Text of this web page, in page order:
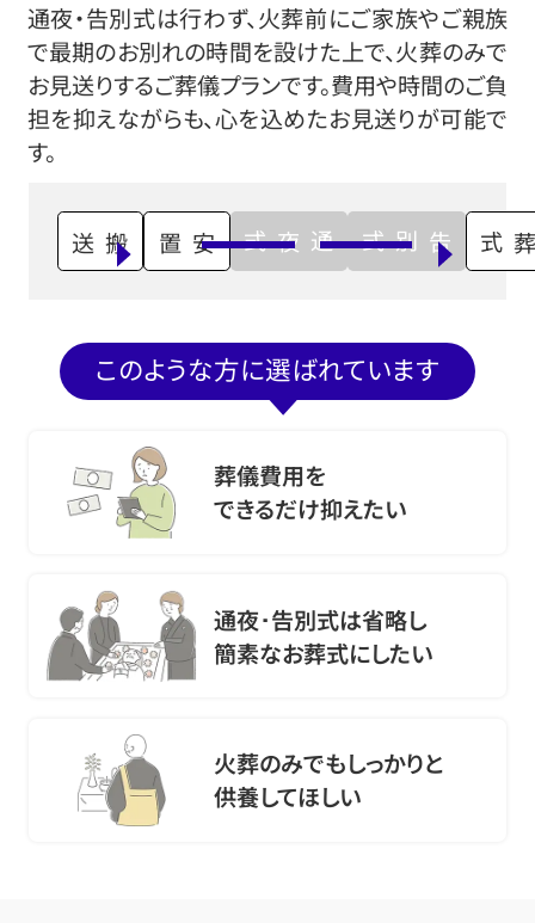
通夜・告別式は行わず、火葬前にご家族やご親族
で最期のお別れの時間を設けた上で、火葬のみで
お見送りするご葬儀プランです。費用や時間のご負
担を抑えながらも、心を込めたお見送りが可能で
す。
搬送 安置 通夜式 告別式 火葬式
このような方に選ばれています
葬儀費用を
できるだけ抑えたい
通夜･告別式は省略し
簡素なお葬式にしたい
火葬のみでもしっかりと
供養してほしい